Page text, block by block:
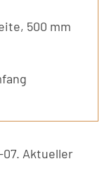
500 mm
07. Aktueller